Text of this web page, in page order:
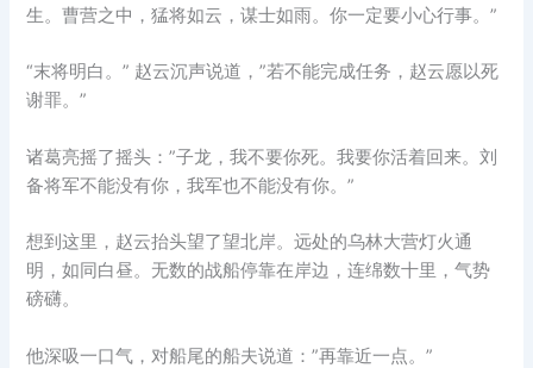
生。曹营之中，猛将如云，谋士如雨。你一定要小心行事。”
“末将明白。” 赵云沉声说道，”若不能完成任务，赵云愿以死
谢罪。”
诸葛亮摇了摇头：”子龙，我不要你死。我要你活着回来。刘
备将军不能没有你，我军也不能没有你。”
想到这里，赵云抬头望了望北岸。远处的乌林大营灯火通
明，如同白昼。无数的战船停靠在岸边，连绵数十里，气势
磅礴。
他深吸一口气，对船尾的船夫说道：”再靠近一点。”